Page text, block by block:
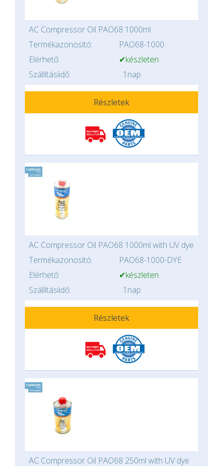
AC Compressor Oil PAO68 1000ml
Termékazonosító:
PAO68-1000
Elérhető:
✔készleten
Szállításiidő:
1nap
Részletek
AC Compressor Oil PAO68 1000ml with UV dye
Termékazonosító:
PAO68-1000-DYE
Elérhető:
✔készleten
Szállításiidő:
1nap
Részletek
AC Compressor Oil PAO68 250ml with UV dye